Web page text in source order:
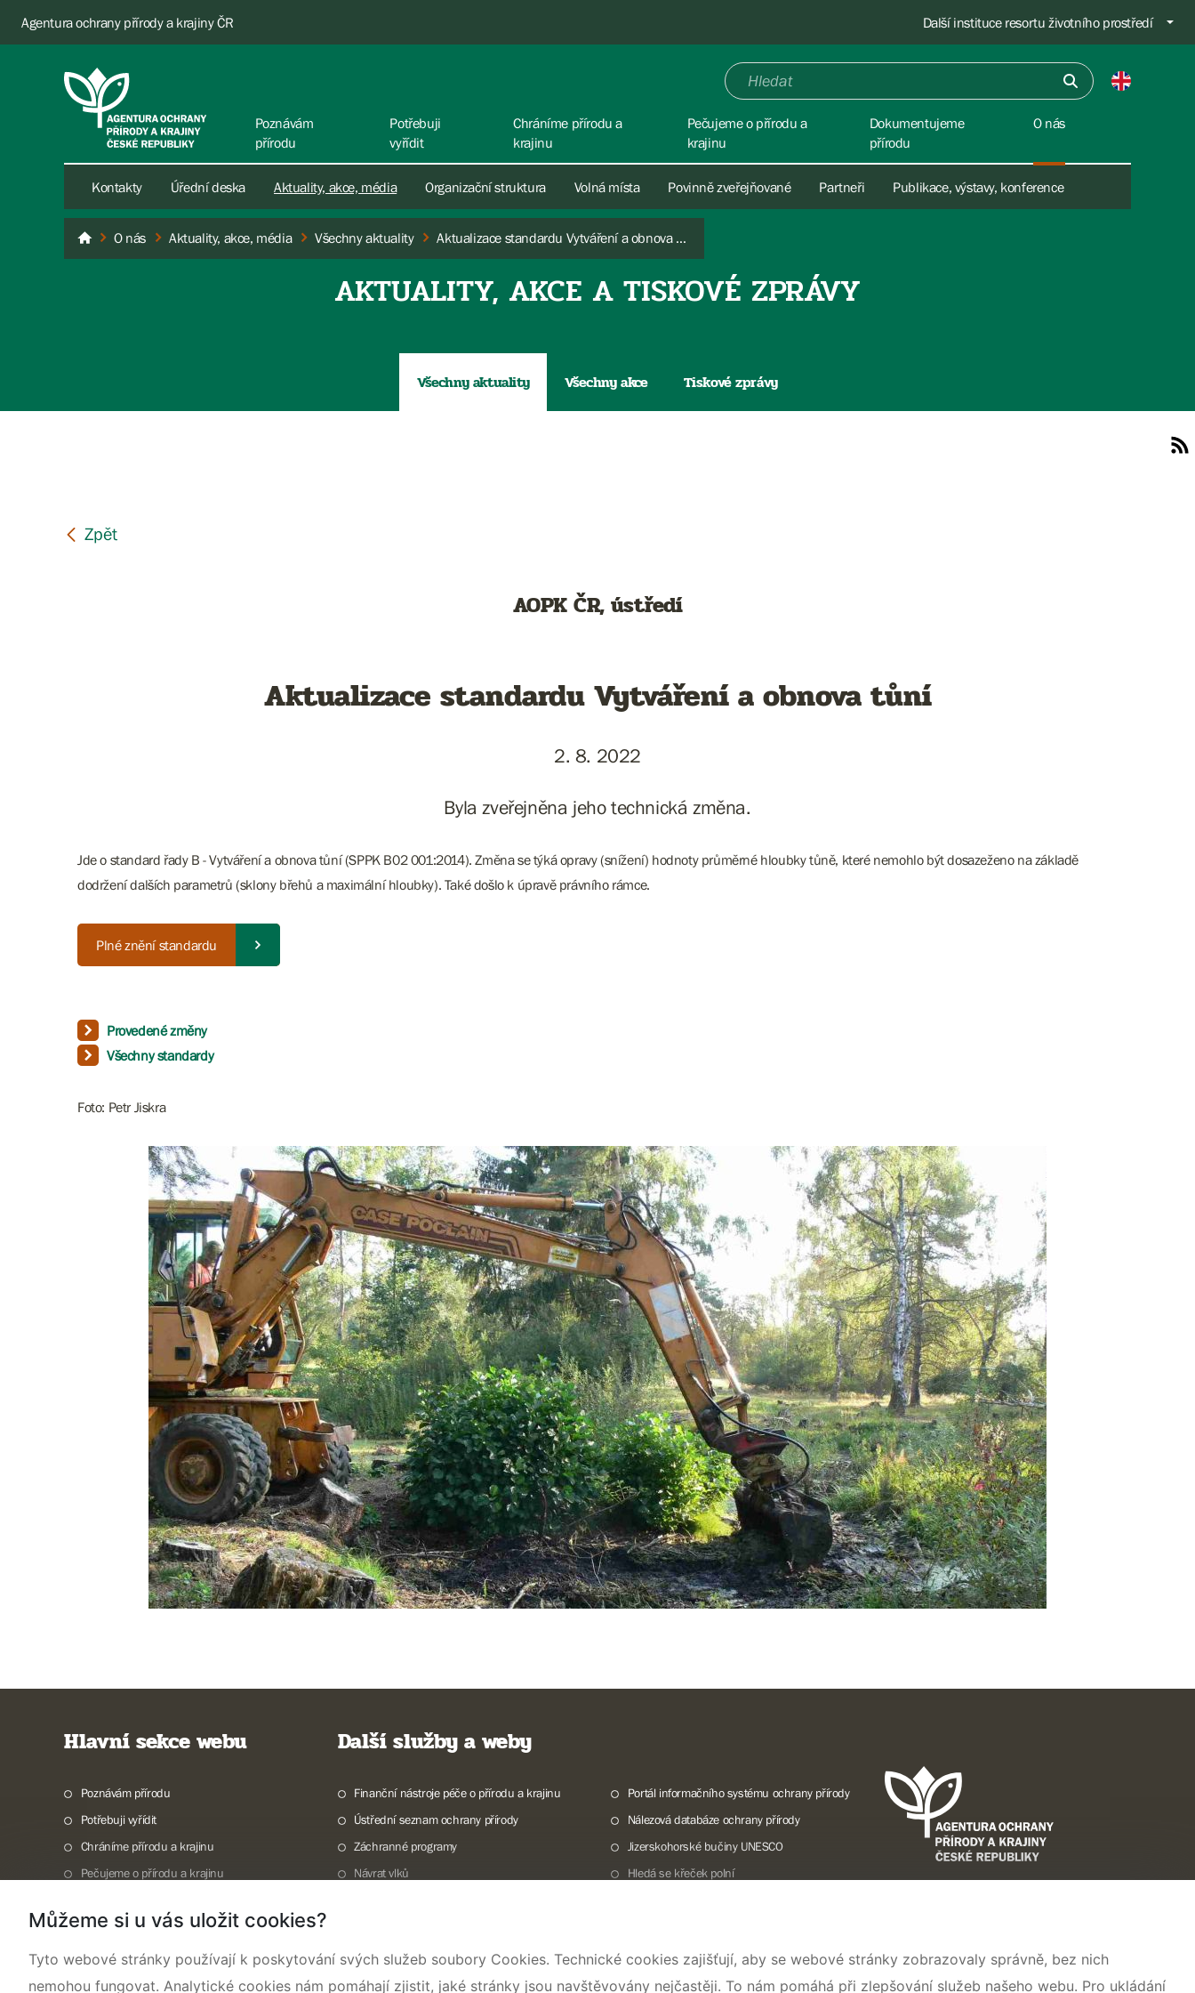
Agentura ochrany přírody a krajiny ČR Další instituce resortu životního prostředí
Poznávám
přírodu
Potřebuji
vyřídit
Chráníme přírodu a
krajinu
Pečujeme o přírodu a
krajinu
Dokumentujeme
přírodu
O nás
Kontakty Úřední deska Aktuality, akce, média Organizační struktura Volná místa Povinně zveřejňované Partneři Publikace, výstavy, konference
AOPK ČR
O nás Aktuality, akce, média Všechny aktuality Aktualizace standardu Vytváření a obnova tůní
AKTUALITY, AKCE A TISKOVÉ ZPRÁVY
Všechny aktuality Všechny akce Tiskové zprávy
AOPK ČR, ústředí
Aktualizace standardu Vytváření a obnova tůní
2. 8. 2022
Byla zveřejněna jeho technická změna.
Jde o standard řady B - Vytváření a obnova tůní (SPPK B02 001:2014). Změna se týká opravy (snížení) hodnoty průměrné hloubky tůně, které nemohlo být dosazeženo na základě
dodržení dalších parametrů (sklony břehů a maximální hloubky). Také došlo k úpravě právního rámce.
Plné znění standardu
Provedené změny
Všechny standardy
Foto: Petr Jiskra
Hlavní sekce webu
Poznávám přírodu
Potřebuji vyřídit
Chráníme přírodu a krajinu
Pečujeme o přírodu a krajinu
O nás
TISKOVÉ ZPRÁVY
Další služby a weby
Finanční nástroje péče o přírodu a krajinu
Ústřední seznam ochrany přírody
Záchranné programy
Návrat vlků
Mapová galerie
Portál informačního systému ochrany přírody
Nálezová databáze ochrany přírody
Jizerskohorské bučiny UNESCO
Hledá se křeček polní
Národní přírodní památka Lom ČSA
Rok CHKO pod záštitou České komise pro
Můžeme si u vás uložit cookies?
Tyto webové stránky používají k poskytování svých služeb soubory Cookies. Technické cookies zajišťují, aby se webové stránky zobrazovaly správně, bez nich
nemohou fungovat. Analytické cookies nám pomáhají zjistit, jaké stránky jsou navštěvovány nejčastěji. To nám pomáhá při zlepšování služeb našeho webu. Pro ukládání